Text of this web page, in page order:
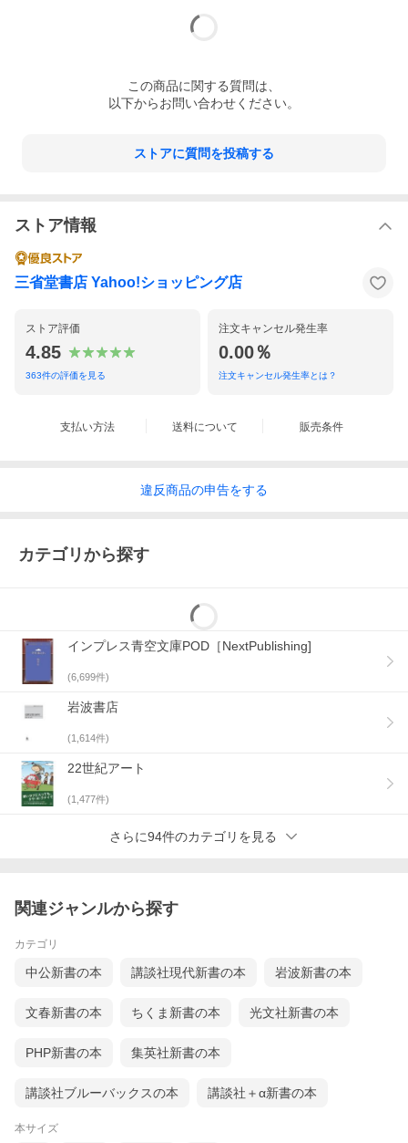
この商品に関する質問は、
以下からお問い合わせください。
ストアに質問を投稿する
ストア情報
三省堂書店 Yahoo!ショッピング店
ストア評価
4.85
363件の評価を見る
注文キャンセル発生率
0.00％
注文キャンセル発生率とは？
支払い方法 送料について 販売条件
違反商品の申告をする
カテゴリから探す
インプレス青空文庫POD［NextPublishing]
(6,699件)
岩波書店
(1,614件)
22世紀アート
(1,477件)
さらに94件のカテゴリを見る
関連ジャンルから探す
カテゴリ
中公新書の本 講談社現代新書の本 岩波新書の本
文春新書の本 ちくま新書の本 光文社新書の本
PHP新書の本 集英社新書の本
講談社ブルーバックスの本 講談社＋α新書の本
本サイズ